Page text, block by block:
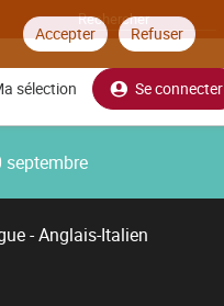
Accepter Refuser
sélection Se connecter
septembre
- Anglais-Italien